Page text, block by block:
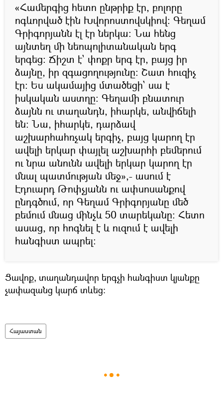
«Համերգից հետո ընթրիք էր, բոլորը
ոգևորված էին Խվորոստովսկիով: Գեղամ
Գրիգորյանն էլ էր ներկա: Նա հենց
այնտեղ մի նեոպոլիտանական երգ
երգեց: Ճիշտ է` փոքր երգ էր, բայց իր
ձայնը, իր զգացողությունը: Շատ հուզիչ
էր: Ես ակամայից մտածեցի` սա է
իսկական աստղը: Գեղամի բնատուր
ձայնն ու տաղանդն, իհարկե, անվիճելի
են: Նա, իհարկե, դարձավ
աշխարհահռչակ երգիչ, բայց կարող էր
ավելի երկար փայլել աշխարհի բեմերում
ու նրա անունն ավելի երկար կարող էր
մնալ պատմության մեջ»,- ասում է
Էդուարդ Թոփչյանն ու ափսոսանքով
ընդգծում, որ Գեղամ Գրիգորյանը մեծ
բեմում մնաց մինչև 50 տարեկանը: Հետո
ասաց, որ հոգնել է և ուզում է ավելի
հանգիստ ապրել:
Ցավոք, տաղանդավոր երգչի հանգիստ կյանքը
չափազանց կարճ տևեց:
Հայաստան